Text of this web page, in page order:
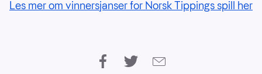
Les mer om vinnersjanser for Norsk Tippings spill her